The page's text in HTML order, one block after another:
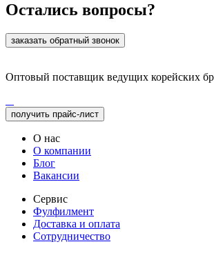
Остались вопросы?
заказать обратный звонок
Оптовый поставщик ведущих корейских
получить прайс-лист
О нас
О компании
Блог
Вакансии
Сервис
Фулфилмент
Доставка и оплата
Сотрудничество